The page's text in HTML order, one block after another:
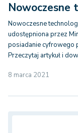
Nowoczesne
Nowoczesne
udostępniona przez
posiadanie cyfrowego
Przeczytaj artykuł i
8 marca 2021